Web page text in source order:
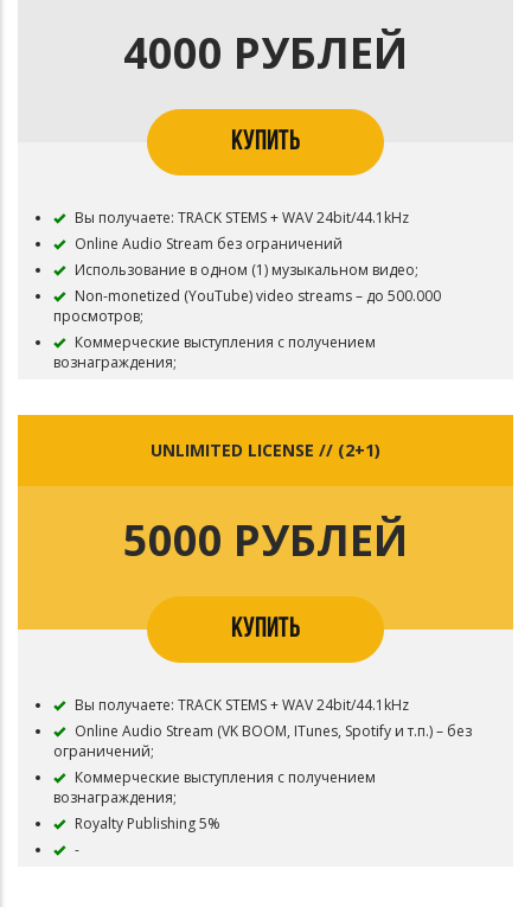
4000 РУБЛЕЙ
КУПИТЬ
Вы получаете: TRACK STEMS + WAV 24bit/44.1kHz
Online Audio Stream без ограничений
Использование в одном (1) музыкальном видео;
Non-monetized (YouTube) video streams – до 500.000
просмотров;
Коммерческие выступления с получением
вознаграждения;
UNLIMITED LICENSE // (2+1)
5000 РУБЛЕЙ
КУПИТЬ
Вы получаете: TRACK STEMS + WAV 24bit/44.1kHz
Online Audio Stream (VK BOOM, ITunes, Spotify и т.п.) – без
ограничений;
Коммерческие выступления с получением
вознаграждения;
Royalty Publishing 5%
-